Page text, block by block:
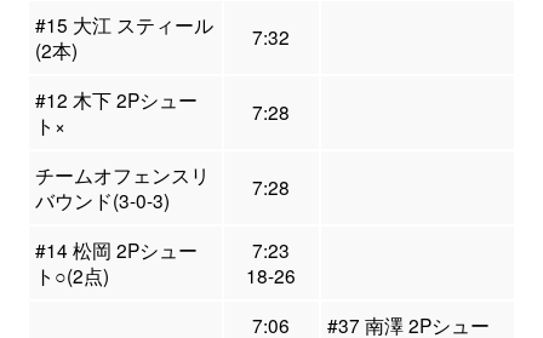
#15 大江 スティール
(2本)
7:32
#12 木下 2Pシュー
ト×
7:28
チームオフェンスリ
バウンド(3-0-3)
7:28
#14 松岡 2Pシュー
ト○(2点)
7:23
18-26
7:06
#37 南澤 2Pシュー